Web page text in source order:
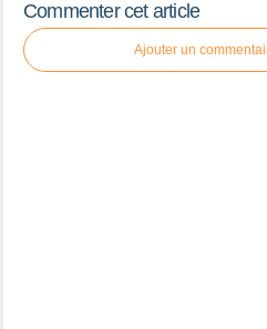
Commenter cet article
Ajouter un